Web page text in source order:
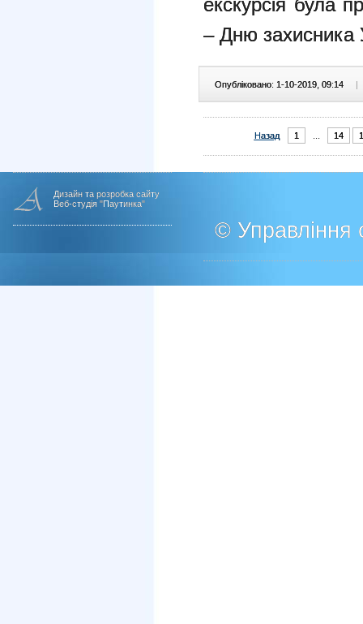
екскурсія була
– Дню захисника
Опубліковано: 1-10-2019, 09:14 |
Назад 1 14
Дизайн та розробка сайту
Веб-студія "Паутинка"
© Управління